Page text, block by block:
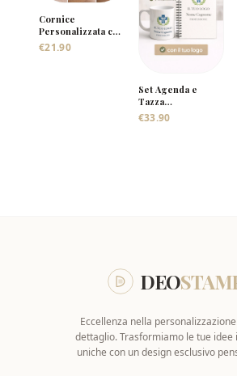
Cornice
Personalizzata con
Foto, Frase e
€21.90
Set Agenda e
Tazza
Personalizzata con
€33.90
DEO
Eccellenza nella
dettaglio. Trasformiamo le tue idee
uniche con un design esclusivo